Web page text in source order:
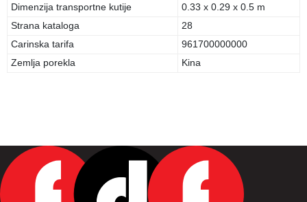
Dimenzija transportne kutije
0.33 x 0.29 x 0.5 m
Strana kataloga
28
Carinska tarifa
961700000000
Zemlja porekla
Kina